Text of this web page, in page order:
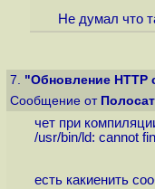
Не думал что
7. "Обновление HTTP
Сообщение от
чет при
/usr/bin/ld: cannot
есть какиенить